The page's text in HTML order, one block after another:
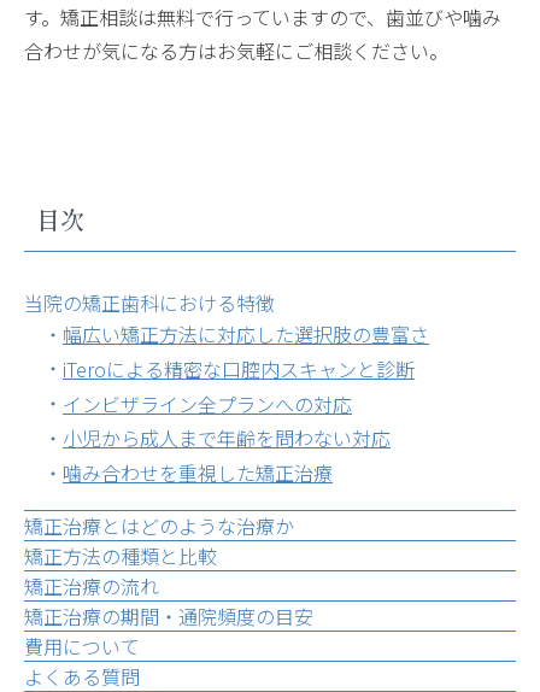
す。矯正相談は無料で行っていますので、歯並びや噛み
合わせが気になる方はお気軽にご相談ください。
目次
当院の矯正歯科における特徴
幅広い矯正方法に対応した選択肢の豊富さ
iTeroによる精密な口腔内スキャンと診断
インビザライン全プランへの対応
小児から成人まで年齢を問わない対応
噛み合わせを重視した矯正治療
矯正治療とはどのような治療か
矯正方法の種類と比較
矯正治療の流れ
矯正治療の期間・通院頻度の目安
費用について
よくある質問